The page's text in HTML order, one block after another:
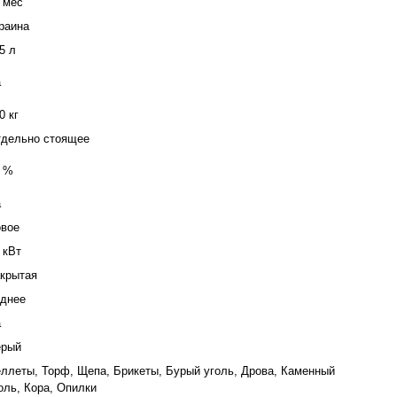
л
кг
стоящее
%
кВт
Торф, Щепа, Брикеты, Бурый уголь, Дрова, Каменный
Кора, Опилки